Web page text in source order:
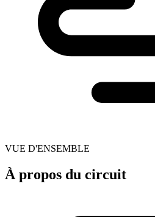
VUE D'ENSEMBLE
À propos du circuit